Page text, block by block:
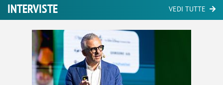
INTERVISTE VEDI TUTTE